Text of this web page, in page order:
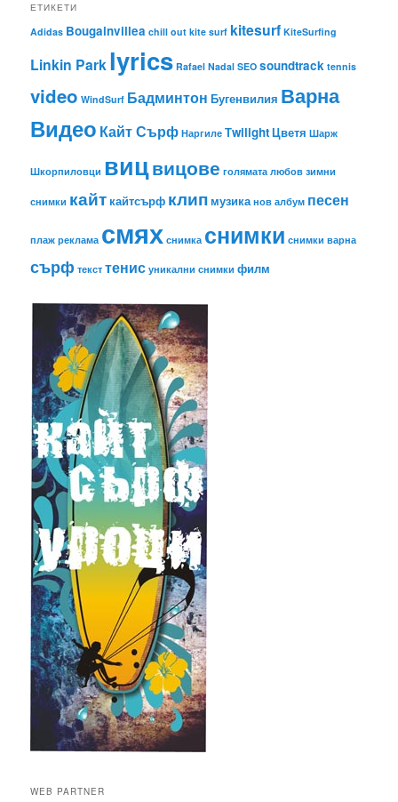
ЕТИКЕТИ
Adidas Bougainvillea chill out kite surf kitesurf KiteSurfing
Linkin Parklyrics Rafael Nadal SEO soundtrack tennis
video WindSurf Бадминтон Бугенвилия Варна
Видео Кайт Сърф Наргиле ТwilightЦветя Шарж
Шкорпиловци вицвицове голямата любов зимни
снимки кайт кайтсърф клип музика нов албум песен
плаж реклама смях снимка снимки снимки варна
сърф текст тенис уникални снимки филм
WEB PARTNER